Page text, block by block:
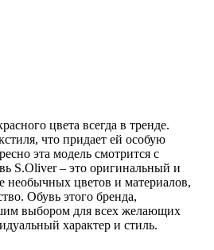
цвета всегда в тренде.
что придает ей особую
эта модель смотрится с
S.Oliver – это оригинальный и
необычных цветов и материалов,
Обувь этого бренда,
выбором для всех желающих
характер и стиль.